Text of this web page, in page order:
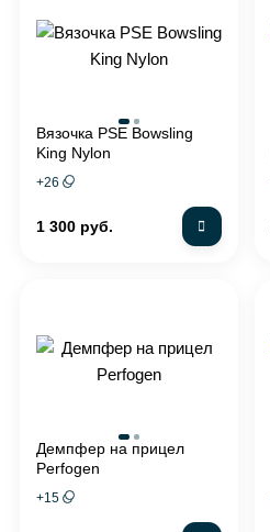
Вязочка PSE Bowsling
King Nylon
+26
1 300 руб.
Демпфер на прицел
Perfogen
+15